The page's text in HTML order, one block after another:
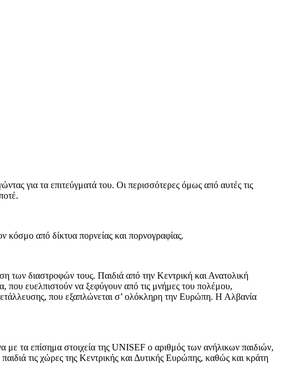
για τα επιτεύγματά του. Οι περισσότερες όμως από αυτές τις
κόσμο από δίκτυα πορνείας και πορνογραφίας.
των διαστροφών τους. Παιδιά από την Κεντρική και Ανατολική
ευελπιστούν να ξεφύγουν από τις μνήμες του πολέμου,
που εξαπλώνεται σ’ ολόκληρη την Ευρώπη. Η Αλβανία
τα επίσημα στοιχεία της UNISEF ο αριθμός των ανήλικων παιδιών,
τις χώρες της Κεντρικής και Δυτικής Ευρώπης, καθώς και κράτη